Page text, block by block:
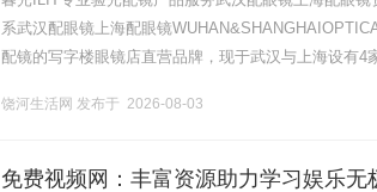
系武汉配眼镜上海配眼镜
配镜的写字楼眼镜店直营品牌，现于武汉与上海设有
饶河生活网 发布于 2026-08-03
免费视频网：丰富资源助力学习娱乐无